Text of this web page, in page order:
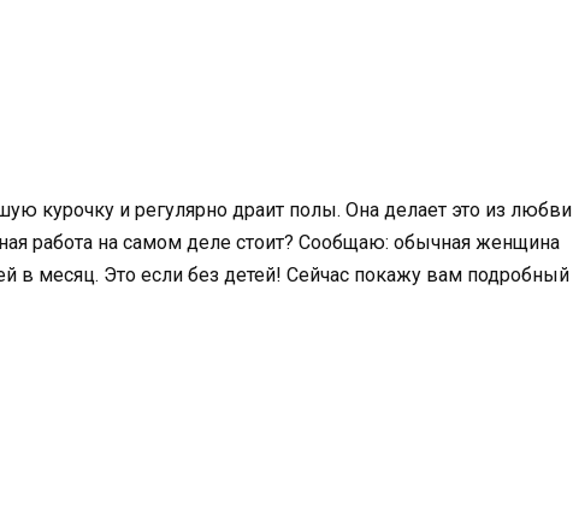
курочку и регулярно драит полы. Она делает это из любви
работа на самом деле стоит? Сообщаю: обычная женщина
в месяц. Это если без детей! Сейчас покажу вам подробный